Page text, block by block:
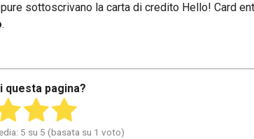
sottoscrivano la carta di credito Hello! Card
.
questa pagina?
5 su 5 (basata su 1 voto)